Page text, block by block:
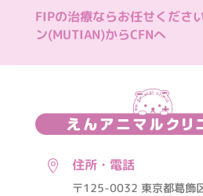
FIPの治療ならお任せくださ
ン(MUTIAN)からCFNへ
 住所・電話
〒125-0032 東京都葛飾